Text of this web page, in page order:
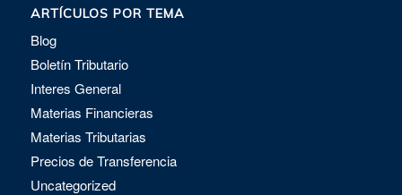
ARTÍCULOS POR TEMA
Blog
Boletín Tributario
Interes General
Materias Financieras
Materias Tributarias
Precios de Transferencia
Uncategorized